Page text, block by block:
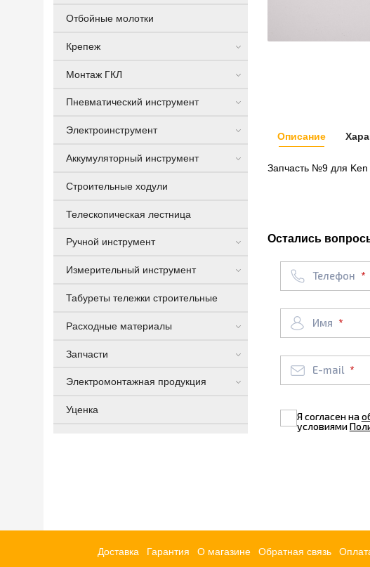
Описание
Запчасть №9 для
Остались
Телефон
Имя
E-mail
Я согласен на
условиями
Отбойные молотки
Крепеж
Монтаж ГКЛ
Пневматический инструмент
Электроинструмент
Аккумуляторный инструмент
Строительные ходули
Телескопическая лестница
Ручной инструмент
Измерительный инструмент
Табуреты тележки строительные
Расходные материалы
Запчасти
Электромонтажная продукция
Уценка
Доставка Гарантия О магазине Обратная связь